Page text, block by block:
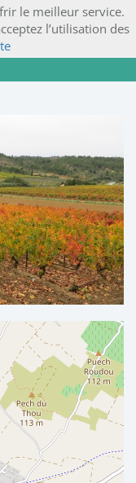
le meilleur service.
l’utilisation des